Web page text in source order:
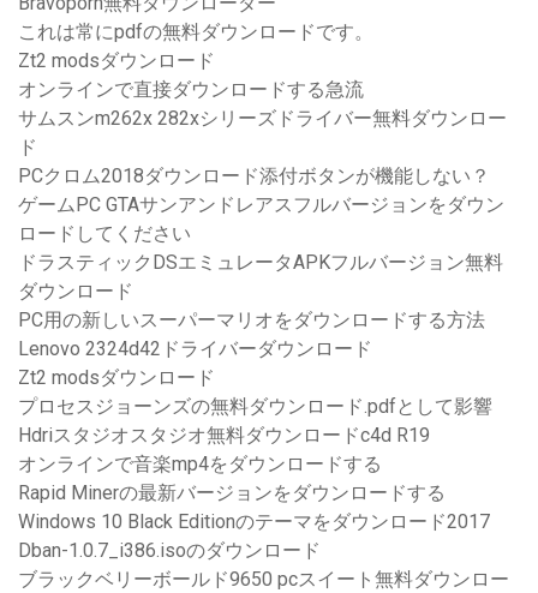
これは常にpdfの無料ダウンロードです。
Zt2 modsダウンロード
オンラインで直接ダウンロードする急流
サムスンm262x 282xシリーズドライバー無料ダウンロー
ド
PCクロム2018ダウンロード添付ボタンが機能しない？
ゲームPC GTAサンアンドレアスフルバージョンをダウン
ロードしてください
ドラスティックDSエミュレータAPKフルバージョン無料
ダウンロード
PC用の新しいスーパーマリオをダウンロードする方法
Lenovo 2324d42ドライバーダウンロード
Zt2 modsダウンロード
プロセスジョーンズの無料ダウンロード.pdfとして影響
Hdriスタジオスタジオ無料ダウンロードc4d R19
オンラインで音楽mp4をダウンロードする
Rapid Minerの最新バージョンをダウンロードする
Windows 10 Black Editionのテーマをダウンロード2017
Dban-1.0.7_i386.isoのダウンロード
ブラックベリーボールド9650 pcスイート無料ダウンロー